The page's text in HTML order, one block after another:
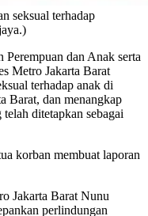
seksual terhadap
Perempuan dan Anak serta
Metro Jakarta Barat
terhadap anak di
Barat, dan menangkap
ditetapkan sebagai
korban membuat laporan
Jakarta Barat Nunu
perlindungan